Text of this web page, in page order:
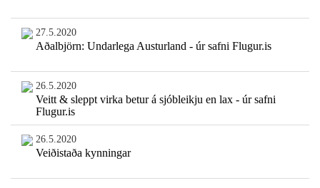
27.5.2020
Aðalbjörn: Undarlega Austurland - úr safni Flugur.is
26.5.2020
Veitt & sleppt virka betur á sjóbleikju en lax - úr safni
Flugur.is
26.5.2020
Veiðistaða kynningar